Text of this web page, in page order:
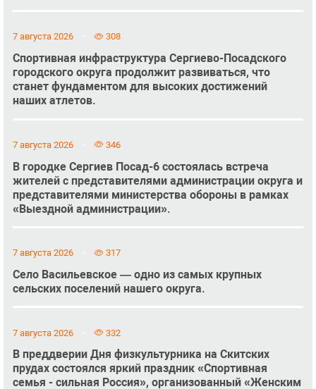
7 августа 2026 308
Спортивная инфраструктура Сергиево-Посадского
городского округа продолжит развиваться, что
станет фундаментом для высоких достижений
наших атлетов.
7 августа 2026 346
В городке Сергиев Посад-6 состоялась встреча
жителей с представителями администрации округа и
представителями министерства обороны в рамках
«Выездной администрации».
7 августа 2026 317
Село Васильевское — одно из самых крупных
сельских поселений нашего округа.
7 августа 2026 332
В преддверии Дня физкультурника на Скитских
прудах состоялся яркий праздник «Спортивная
семья - сильная Россия», организованный «Женским